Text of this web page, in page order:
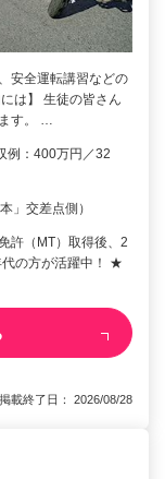
安全運転講習などの
は】 生徒の皆さん
す。 …
例：400万円／32
」交差点側）
許（MT）取得後、2
の方が活躍中！ ★
載終了日： 2026/08/28